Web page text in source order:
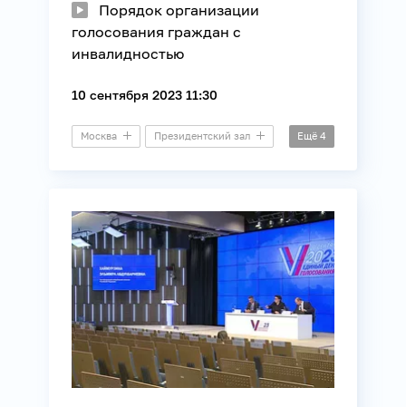
Порядок организации
голосования граждан с
инвалидностью
10 сентября 2023 11:30
Москва Президентский зал Ещё 4